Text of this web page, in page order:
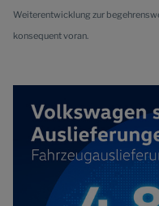
Weiterentwicklung zur
konsequent voran.